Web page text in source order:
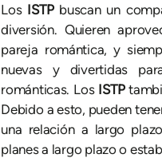
Los ISTP buscan un
diversión. Quieren
pareja romántica, y
nuevas y divertidas
románticas. Los ISTP
Debido a esto, pueden
una relación a largo
planes a largo plazo o